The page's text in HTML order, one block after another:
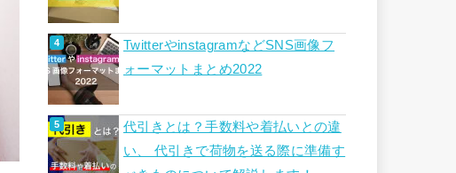
TwitterやinstagramなどSNS画像フ
ォーマットまとめ2022
代引きとは？手数料や着払いとの違
い、 代引きで荷物を送る際に準備す